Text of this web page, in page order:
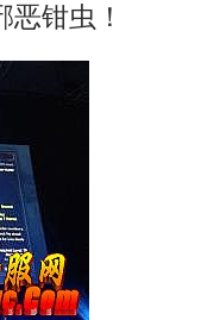
钳虫！